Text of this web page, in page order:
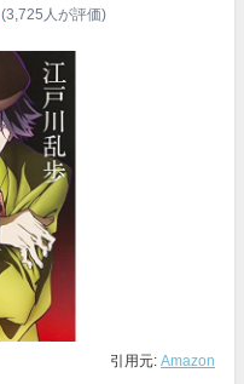
(3,725人が評価)
引用元: Amazon